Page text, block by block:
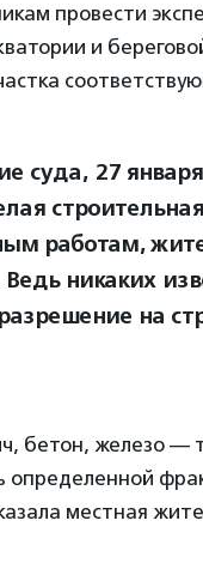
провести
и
суда, 27
работам,
никаких
на
бетон, железо —
определенной
местная